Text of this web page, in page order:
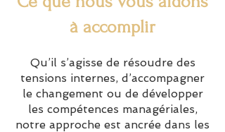
à accomplir
Qu’il s’agisse de résoudre des
tensions internes, d’accompagner
le changement ou de développer
les compétences managériales,
notre approche est ancrée dans les